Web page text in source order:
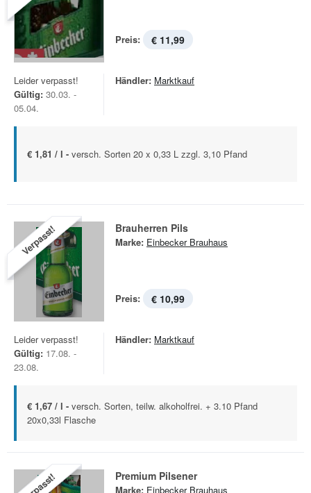
Preis: € 11,99
Leider verpasst!
Gültig: 30.03. -
05.04.
Händler: Marktkauf
€ 1,81 / l - versch. Sorten 20 x 0,33 L zzgl. 3,10 Pfand
Verpasst! Brauherren Pils
Marke: Einbecker Brauhaus
Preis: € 10,99
Leider verpasst!
Gültig: 17.08. -
23.08.
Händler: Marktkauf
€ 1,67 / l - versch. Sorten, teilw. alkoholfrei. + 3.10 Pfand
20x0,33l Flasche
Premium Pilsener
Marke: Einbecker Brauhaus